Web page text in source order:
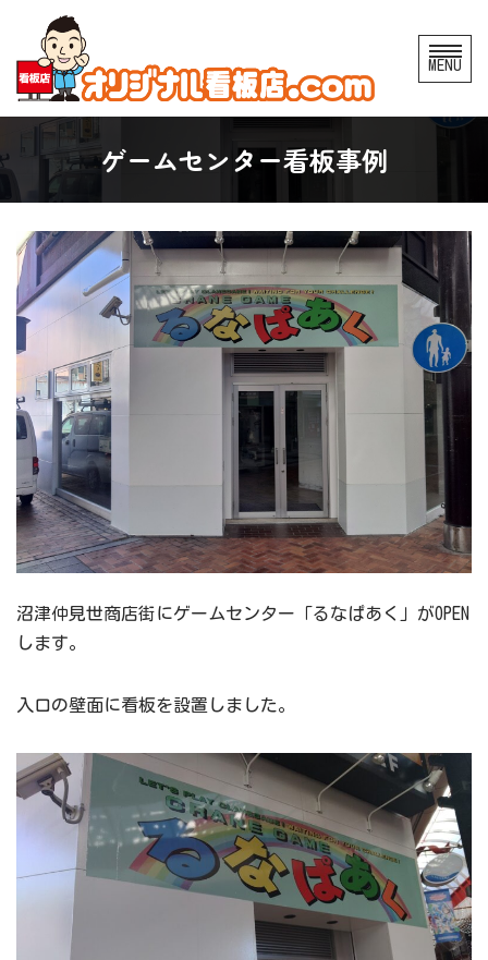
コ
ン
テ
へ
ス
キ
ッ
プ
MENU
ゲームセンター看板事例
沼津仲見世商店街にゲームセンター「るなぱあく」がOPEN
します。
入口の壁面に看板を設置しました。